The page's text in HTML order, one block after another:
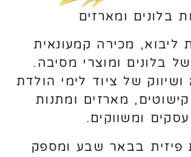
בלונים ומארזים
ליבוא, מכירה קמעונאית
בלונים ומוצרי מסיבה.
של ציוד לימי הולדת
קישוטים, מארזים ומתנות
ומשווקים.
פיזית בבאר שבע ומספק